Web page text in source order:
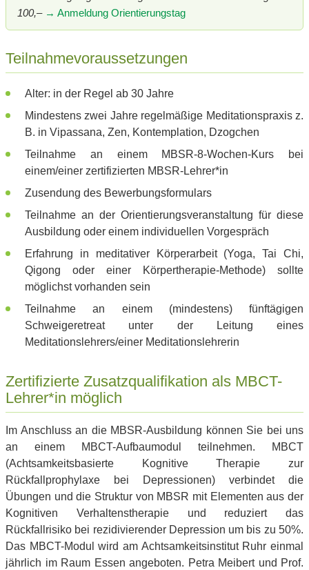
100,– → Anmeldung Orientierungstag
Teilnahmevoraussetzungen
Alter: in der Regel ab 30 Jahre
Mindestens zwei Jahre regelmäßige Meditationspraxis z.
B. in Vipassana, Zen, Kontemplation, Dzogchen
Teilnahme an einem MBSR-8-Wochen-Kurs bei
einem/einer zertifizierten MBSR-Lehrer*in
Zusendung des Bewerbungsformulars
Teilnahme an der Orientierungsveranstaltung für diese
Ausbildung oder einem individuellen Vorgespräch
Erfahrung in meditativer Körperarbeit (Yoga, Tai Chi,
Qigong oder einer Körpertherapie-Methode) sollte
möglichst vorhanden sein
Teilnahme an einem (mindestens) fünftägigen
Schweigeretreat unter der Leitung eines
Meditationslehrers/einer Meditationslehrerin
Zertifizierte Zusatzqualifikation als MBCT-
Lehrer*in möglich
Im Anschluss an die MBSR-Ausbildung können Sie bei uns
an einem MBCT-Aufbaumodul teilnehmen. MBCT
(Achtsamkeitsbasierte Kognitive Therapie zur
Rückfallprophylaxe bei Depressionen) verbindet die
Übungen und die Struktur von MBSR mit Elementen aus der
Kognitiven Verhaltenstherapie und reduziert das
Rückfallrisiko bei rezidivierender Depression um bis zu 50%.
Das MBCT-Modul wird am Achtsamkeitsinstitut Ruhr einmal
jährlich im Raum Essen angeboten. Petra Meibert und Prof.